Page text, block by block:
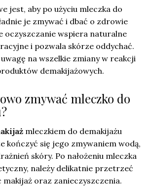
jest, aby po użyciu mleczka do
je zmywać i dbać o zdrowie
oczyszczanie wspiera naturalne
i pozwala skórze oddychać.
na wszelkie zmiany w reakcji
demakijażowych.
zmywać mleczko do
mleczkiem do demakijażu
kończyć się jego zmywaniem wodą,
skóry. Po nałożeniu mleczka
należy delikatnie przetrzeć
oraz zanieczyszczenia.